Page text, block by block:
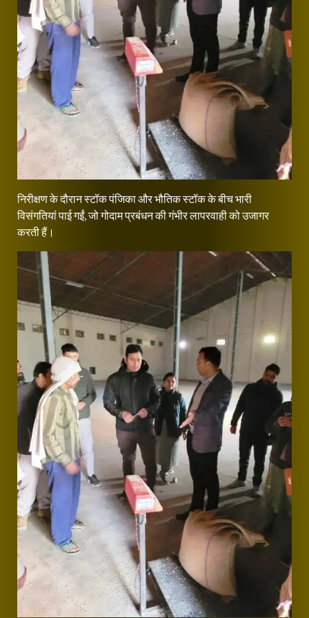
निरीक्षण के दौरान स्टॉक पंजिका और भौतिक स्टॉक के बीच भारी
विसंगतियां पाई गईं, जो गोदाम प्रबंधन की गंभीर लापरवाही को उजागर
करती हैं।